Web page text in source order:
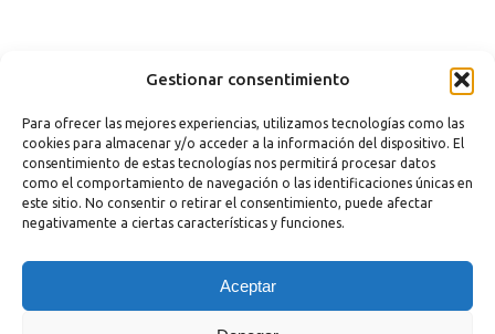
Gestionar consentimiento
Para ofrecer las mejores experiencias, utilizamos tecnologías como las
cookies para almacenar y/o acceder a la información del dispositivo. El
consentimiento de estas tecnologías nos permitirá procesar datos
como el comportamiento de navegación o las identificaciones únicas en
este sitio. No consentir o retirar el consentimiento, puede afectar
negativamente a ciertas características y funciones.
Aceptar
Copyright 2023 | |Política de cookies
Powered by